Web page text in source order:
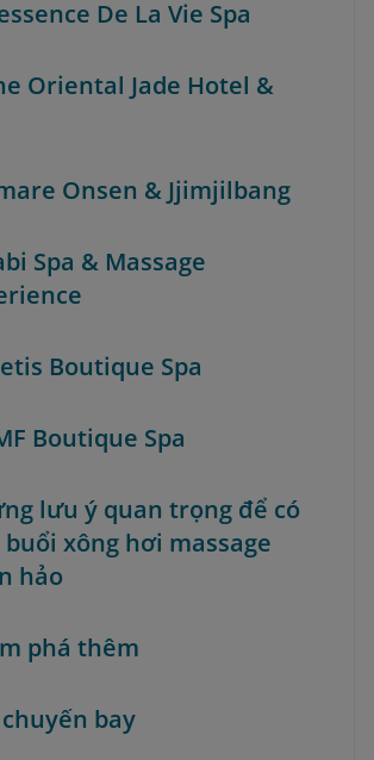
De La Vie Spa
Oriental Jade Hotel &
Onsen & Jjimjilbang
Spa & Massage
Boutique Spa
Boutique Spa
lưu ý quan trọng để có
xông hơi massage
hảo
phá thêm
bay